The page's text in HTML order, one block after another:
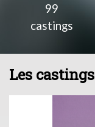
99
castings
Les castings